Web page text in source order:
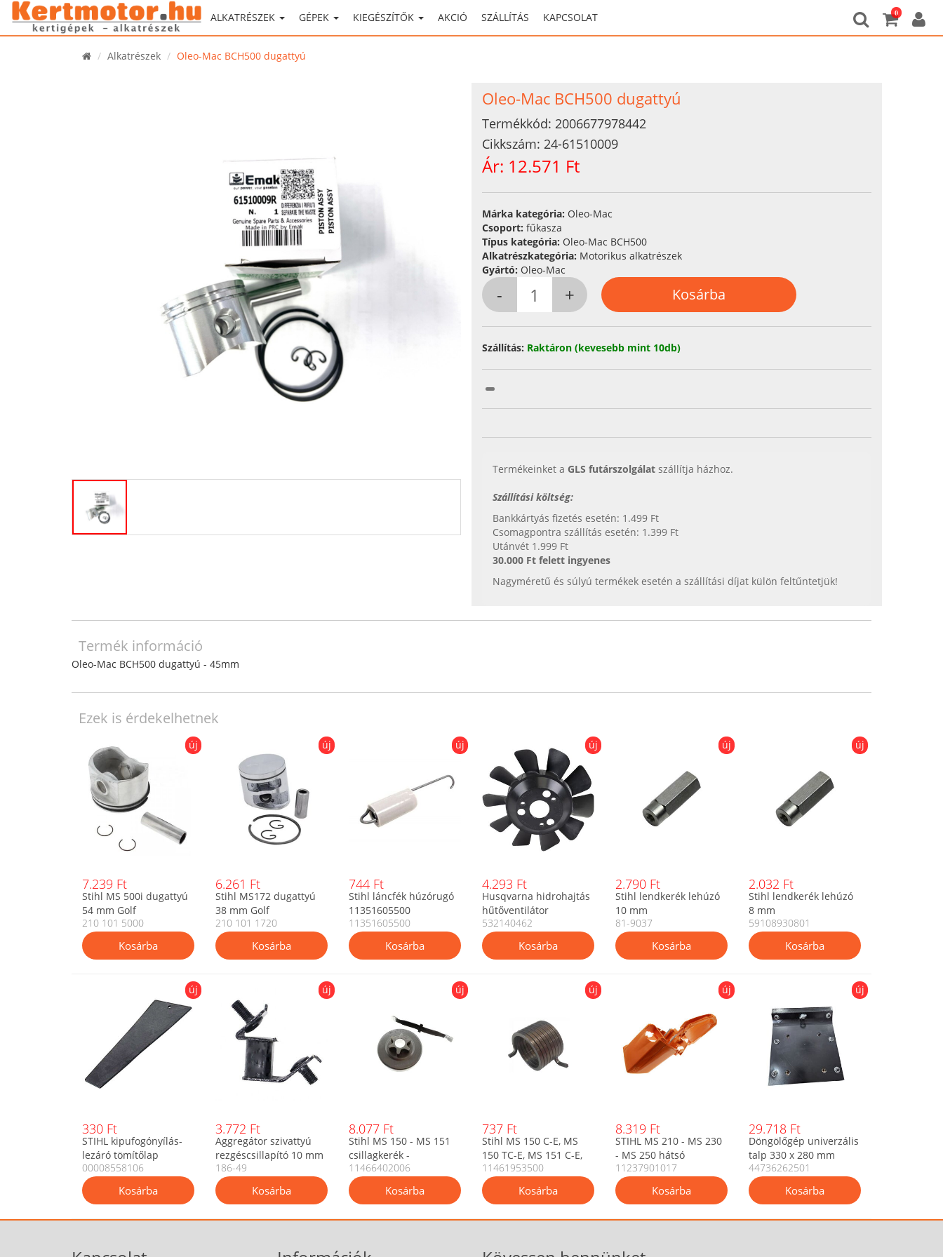
0
ALKATRÉSZEK GÉPEK KIEGÉSZÍTŐK AKCIÓ SZÁLLÍTÁS KAPCSOLAT
Alkatrészek Oleo-Mac BCH500 dugattyú
Oleo-Mac BCH500 dugattyú
Termékkód: 2006677978442
Cikkszám: 24-61510009
Ár: 12.571 Ft
Márka kategória: Oleo-Mac
Csoport: fűkasza
Típus kategória: Oleo-Mac BCH500
Alkatrészkategória: Motorikus alkatrészek
Gyártó: Oleo-Mac
Szállítás: Raktáron (kevesebb mint 10db)
Termékeinket a GLS futárszolgálat szállítja házhoz.
Szállítási költség:
Bankkártyás fizetés esetén: 1.499 Ft
Csomagpontra szállítás esetén: 1.399 Ft
Utánvét 1.999 Ft
30.000 Ft felett ingyenes
Nagyméretű és súlyú termékek esetén a szállítási díjat külön feltűntetjük!
Termék információ
Oleo-Mac BCH500 dugattyú - 45mm
Ezek is érdekelhetnek
új
7.239 Ft
Stihl MS 500i dugattyú
54 mm Golf
210 101 5000
új
6.261 Ft
Stihl MS172 dugattyú
38 mm Golf
11480302013
210 101 1720
új
744 Ft
Stihl láncfék húzórugó
11351605500
11351605500
új
4.293 Ft
Husqvarna hidrohajtás
hűtőventilátor
532140462
új
2.790 Ft
Stihl lendkerék lehúzó
10 mm
81-9037
új
2.032 Ft
Stihl lendkerék lehúzó
8 mm
59108930801
új
330 Ft
STIHL kipufogónyílás-
lezáró tömítőlap
nyomás- és
vákuumvizsgálathoz
0000 855 8106
00008558106
új
3.772 Ft
Aggregátor szivattyú
rezgéscsillapító 10 mm
x 2 menet - 2 db os
szett
186-49
új
8.077 Ft
Stihl MS 150 - MS 151
csillagkerék -
kuplungdob 3/8 Picco 6
fogú (11466402006)
11466402006
új
737 Ft
Stihl MS 150 C-E, MS
150 TC-E, MS 151 C-E,
MS 151 TC-E indító
segédrugó
11461953500
11461953500
új
8.319 Ft
STIHL MS 210 - MS 230
- MS 250 hátsó
fogantyúház - gyári
OEM
11237901017
új
29.718 Ft
Döngölőgép univerzális
talp 330 x 280 mm
44736262501